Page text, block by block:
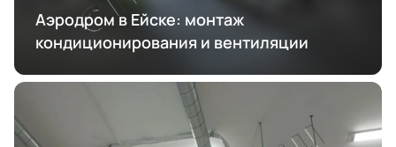
Аэродром в Ейске: монтаж
кондиционирования и вентиляции